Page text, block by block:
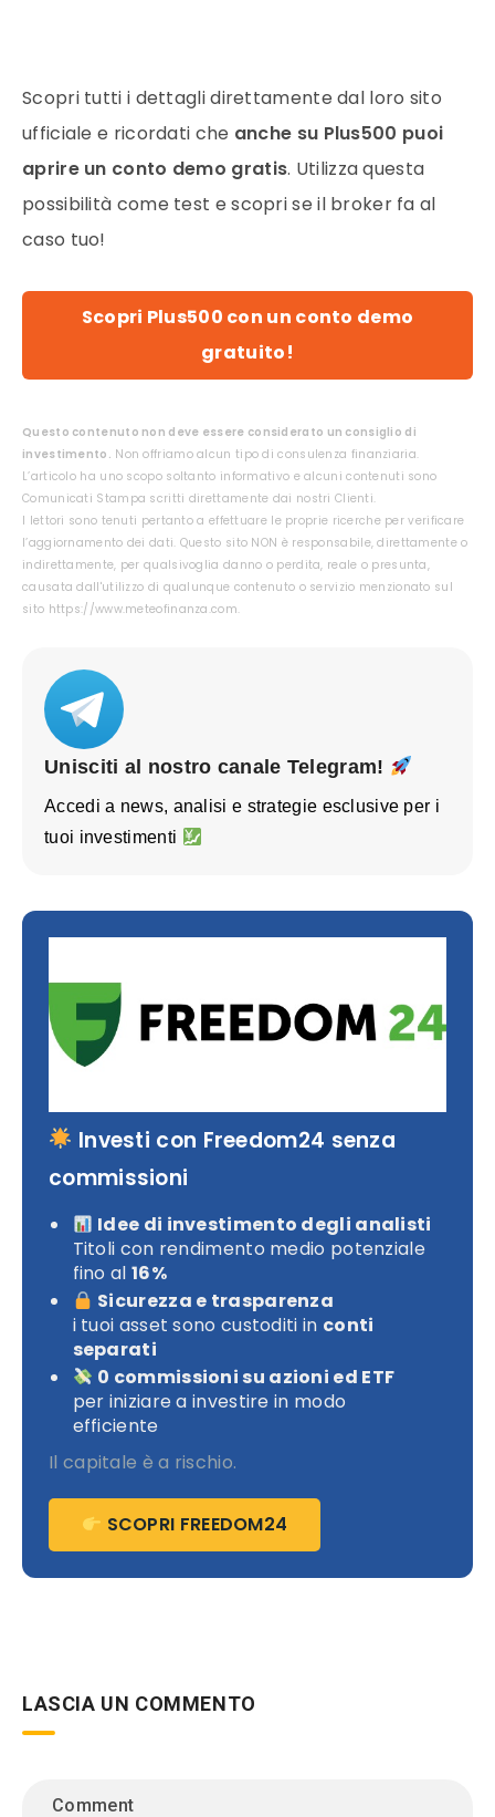
Scopri tutti i dettagli direttamente dal loro sito
ufficiale e ricordati che anche su Plus500 puoi
aprire un conto demo gratis. Utilizza questa
possibilità come test e scopri se il broker fa al
caso tuo!
Scopri Plus500 con un conto demo
gratuito!
Questo contenuto non deve essere considerato un consiglio di
investimento. Non offriamo alcun tipo di consulenza finanziaria.
L’articolo ha uno scopo soltanto informativo e alcuni contenuti sono
Comunicati Stampa scritti direttamente dai nostri Clienti.
I lettori sono tenuti pertanto a effettuare le proprie ricerche per verificare
l’aggiornamento dei dati. Questo sito NON è responsabile, direttamente o
indirettamente, per qualsivoglia danno o perdita, reale o presunta,
causata dall'utilizzo di qualunque contenuto o servizio menzionato sul
sito https://www.meteofinanza.com.
Unisciti al nostro canale Telegram!
Accedi a news, analisi e strategie esclusive per i
tuoi investimenti
Investi con Freedom24 senza
commissioni
Idee di investimento degli analisti
Titoli con rendimento medio potenziale
fino al 16%
Sicurezza e trasparenza
i tuoi asset sono custoditi in conti
separati
0 commissioni su azioni ed ETF
per iniziare a investire in modo
efficiente
Il capitale è a rischio.
SCOPRI FREEDOM24
LASCIA UN COMMENTO